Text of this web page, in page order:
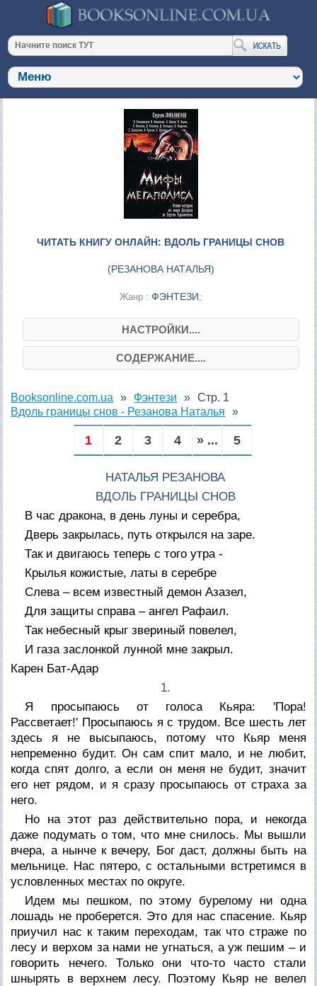
ЧИТАТЬ КНИГУ ОНЛАЙН: ВДОЛЬ ГРАНИЦЫ СНОВ
(РЕЗАНОВА НАТАЛЬЯ)
Жанр :ФЭНТЕЗИ;
НАСТРОЙКИ....
СОДЕРЖАНИЕ....
Booksonline.com.ua
Фэнтези
Вдоль границы снов - Резанова Наталья
Стр. 1
1 2 3 4 » ... 5
НАТАЛЬЯ РЕЗАНОВА
ВДОЛЬ ГРАНИЦЫ СНОВ
В час дракона, в день луны и серебра,
Дверь закрылась, путь открылся на заре.
Так и двигаюсь теперь с того утра -
Крылья кожистые, латы в серебре
Слева – всем известный демон Азазел,
Для защиты справа – ангел Рафаил.
Так небесный крыг звериный повелел,
И газа заслонкой лунной мне закрыл.
Карен Бат-Адар
1.
Я просыпаюсь от голоса Кьяра: 'Пора!
Рассветает!' Просыпаюсь я с трудом. Все шесть лет
здесь я не высыпаюсь, потому что Кьяр меня
непременно будит. Он сам спит мало, и не любит,
когда спят долго, а если он меня не будит, значит
его нет рядом, и я сразу просыпаюсь от страха за
него.
Но на этот раз действительно пора, и некогда
даже подумать о том, что мне снилось. Мы вышли
вчера, а нынче к вечеру, Бог даст, должны быть на
мельнице. Нас пятеро, с остальными встретимся в
условленных местах по округе.
Идем мы пешком, по этому бурелому ни одна
лошадь не проберется. Это для нас спасение. Кьяр
приучил нас к таким переходам, так что страже по
лесу и верхом за нами не угнаться, а уж пешим – и
говорить нечего. Только они что-то часто стали
шнырять в верхнем лесу. Поэтому Кьяр не велел